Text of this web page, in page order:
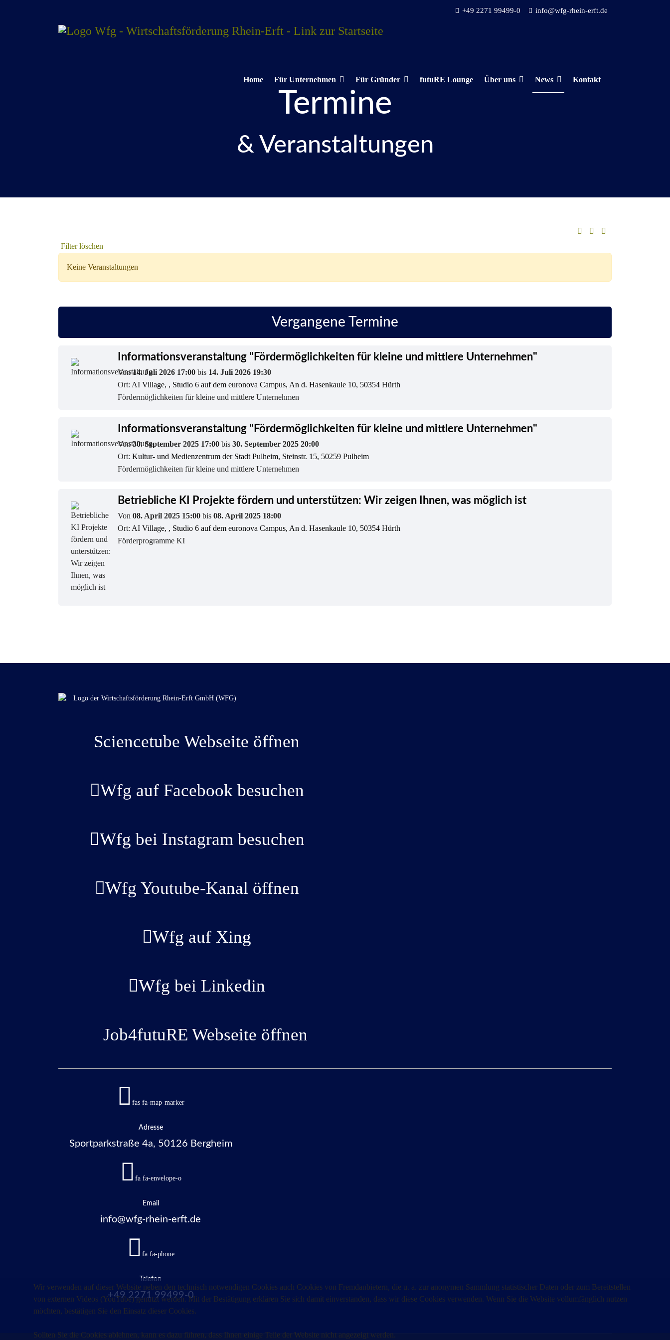
+49 2271 99499-0 info@wfg-rhein-erft.de
Home Für Unternehmen Für Gründer futuRE Lounge Über uns News Kontakt
Termine
& Veranstaltungen
Filter löschen
Keine Veranstaltungen
Vergangene Termine
Informationsveranstaltung "Fördermöglichkeiten für kleine und mittlere Unternehmen"
Von14. Juli 2026 17:00 bis 14. Juli 2026 19:30
Ort: AI Village, , Studio 6 auf dem euronova Campus, An d. Hasenkaule 10, 50354 Hürth
Fördermöglichkeiten für kleine und mittlere Unternehmen
Informationsveranstaltung "Fördermöglichkeiten für kleine und mittlere Unternehmen"
Von30. September 2025 17:00 bis 30. September 2025 20:00
Ort: Kultur- und Medienzentrum der Stadt Pulheim, Steinstr. 15, 50259 Pulheim
Fördermöglichkeiten für kleine und mittlere Unternehmen
Betriebliche KI Projekte fördern und unterstützen: Wir zeigen Ihnen, was möglich ist
Von 08. April 2025 15:00 bis 08. April 2025 18:00
Ort: AI Village, , Studio 6 auf dem euronova Campus, An d. Hasenkaule 10, 50354 Hürth
Förderprogramme KI
Sciencetube Webseite öffnen
Wfg auf Facebook besuchen
Wfg bei Instagram besuchen
Wfg Youtube-Kanal öffnen
Wfg auf Xing
Wfg bei Linkedin
Job4futuRE Webseite öffnen
fas fa-map-marker
Adresse
Sportparkstraße 4a, 50126 Bergheim
fa fa-envelope-o
Email
info@wfg-rhein-erft.de
fa fa-phone
Telefon
+49 2271 99499-0
Wir verwenden auf dieser Website neben den technisch notwendigen Cookies auch Cookies von Fremdanbietern, die u. a. zur anonymen Sammlung statistischer Daten oder zum Bereitstellen
von externen Videos (YouTube) genutzt werden. Mit der Bestätigung erklären Sie sich damit einverstanden, dass wir diese Cookies verwenden. Wenn Sie die Website vollumfänglich nutzen
möchten, bestätigen Sie den Einsatz dieser Cookies.
Sollten Sie die Cookies ablehnen, kann es dazu führen, dass Ihnen einige Teile der Website nicht angezeigt werden.